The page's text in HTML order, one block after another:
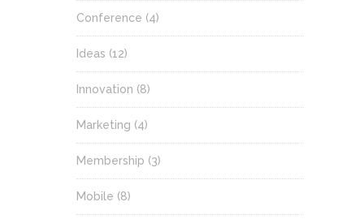
Conference (4)
Ideas (12)
Innovation (8)
Marketing (4)
Membership (3)
Mobile (8)